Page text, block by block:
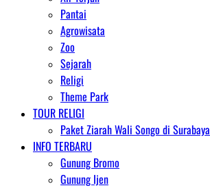
Pantai
Agrowisata
Zoo
Sejarah
Religi
Theme Park
TOUR RELIGI
Paket Ziarah Wali Songo di Surabaya
INFO TERBARU
Gunung Bromo
Gunung Ijen